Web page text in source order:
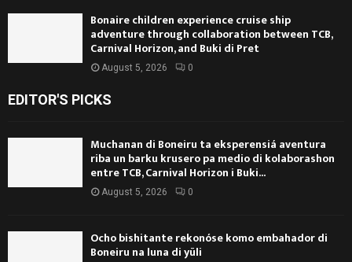
Bonaire children experience cruise ship
adventure through collaboration between TCB,
Carnival Horizon, and Buki di Pret
August 5, 2026 0
EDITOR'S PICKS
Muchanan di Boneiru ta eksperensiá aventura
riba un barku krusero pa medio di kolaborashon
entre TCB, Carnival Horizon i Buki...
August 5, 2026 0
Ocho bishitante rekonóse komo embahador di
Boneiru na luna di yüli